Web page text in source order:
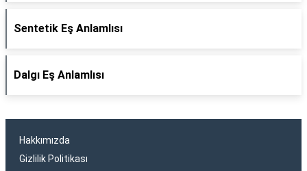
Sentetik Eş Anlamlısı
Dalgı Eş Anlamlısı
Hakkımızda
Gizlilik Politikası